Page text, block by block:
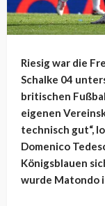
Riesig war die
Schalke 04
britischen
eigenen
technisch gut“,
Domenico
Königsblauen
wurde Matondo